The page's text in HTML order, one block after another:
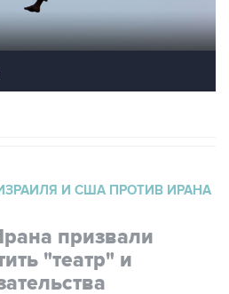
И США ПРОТИВ ИРАНА
призвали
"театр" и